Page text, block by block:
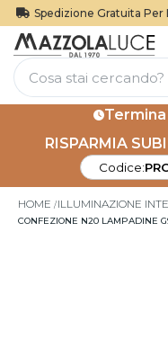
Spedizione Gratuita Per
RISPARMIA
Codice:
HOME ILLUMINAZIONE
CONFEZIONE N20 LAMPADINE